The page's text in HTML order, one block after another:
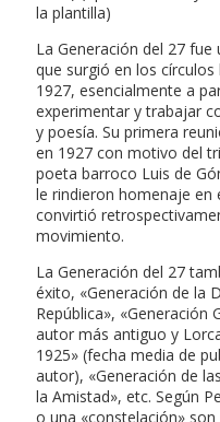
la plantilla)
La Generación del 27
que surgió en los
1927, esencialmente a
experimentar y trabajar
y poesía. Su primera
en 1927 con motivo del
poeta barroco Luis de
le rindieron homenaje en
convirtió
movimiento.
La Generación del 27
éxito, «Generación de la
República», «Generación
autor más antiguo y
1925» (fecha media de
autor), «Generación de
la Amistad», etc. Según
o una «constelación»